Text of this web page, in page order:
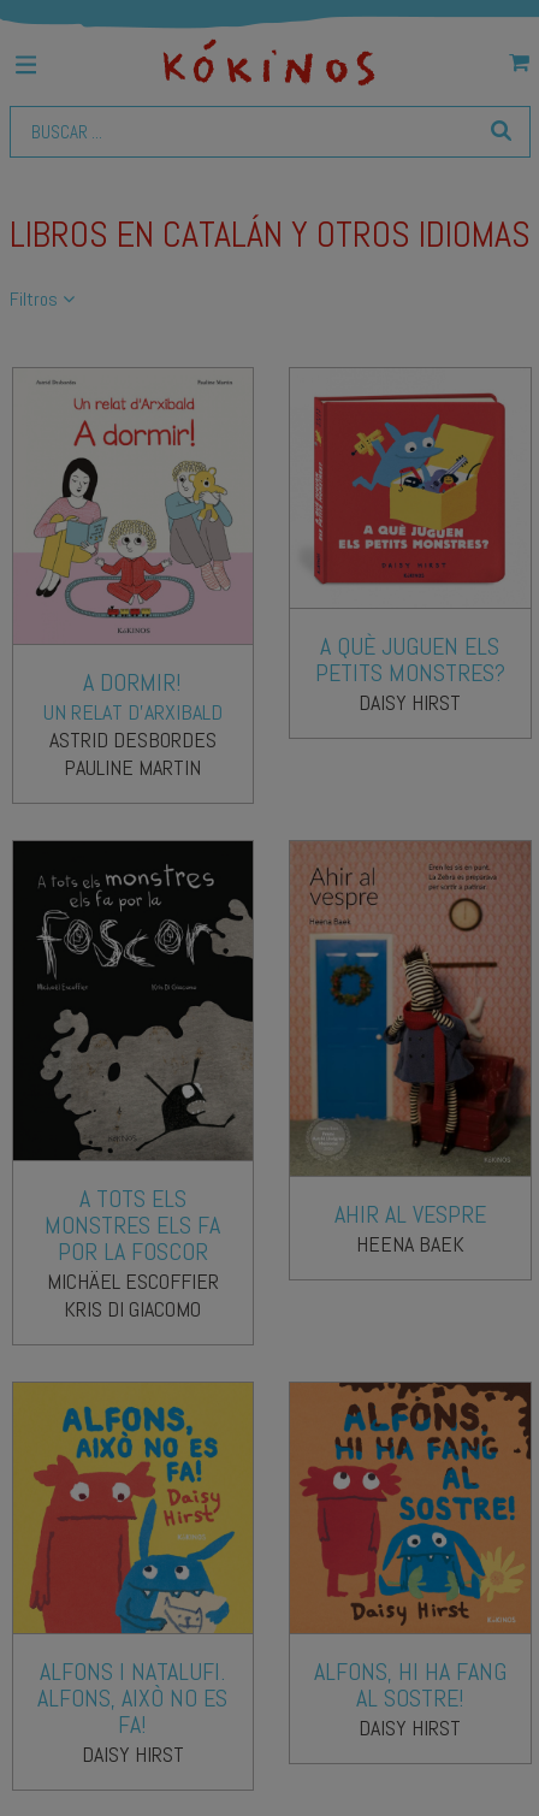
LIBROS EN CATALÁN Y OTROS IDIOMAS
Filtros
A DORMIR!
UN RELAT D'ARXIBALD
ASTRID DESBORDES
PAULINE MARTIN
A QUÈ JUGUEN ELS
PETITS MONSTRES?
DAISY HIRST
A TOTS ELS
MONSTRES ELS FA
POR LA FOSCOR
MICHÄEL ESCOFFIER
KRIS DI GIACOMO
AHIR AL VESPRE
HEENA BAEK
ALFONS I NATALUFI.
ALFONS, AIXÒ NO ES
FA!
DAISY HIRST
ALFONS, HI HA FANG
AL SOSTRE!
DAISY HIRST